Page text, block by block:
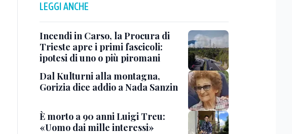
LEGGI ANCHE
Incendi in Carso, la Procura di
Trieste apre i primi fascicoli:
ipotesi di uno o più piromani
Dal Kulturni alla montagna,
Gorizia dice addio a Nada Sanzin
È morto a 90 anni Luigi Treu:
«Uomo dai mille interessi»